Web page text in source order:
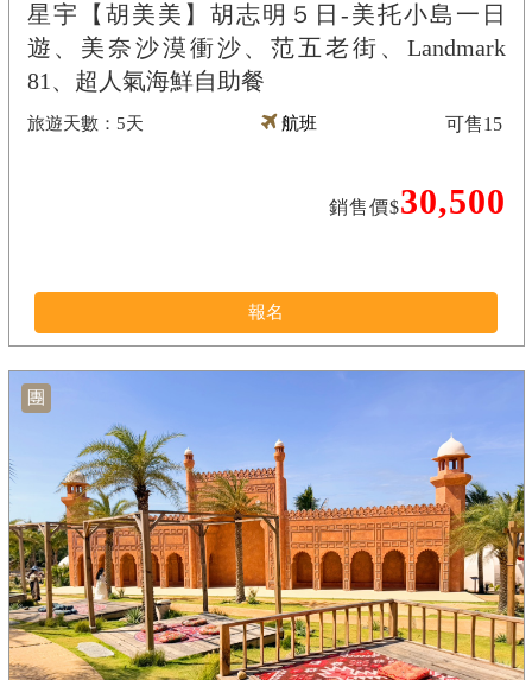
星宇【胡美美】胡志明５日-美托小島一日
遊、美奈沙漠衝沙、范五老街、Landmark
81、超人氣海鮮自助餐
5天 航班
銷售價$30,500
可售15
報名
團